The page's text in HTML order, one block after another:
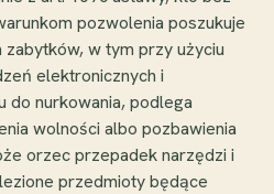
pozwolenia poszukuje
w tym przy użyciu
elektronicznych i
do nurkowania, podlega
wolności albo pozbawienia
orzec przepadek narzędzi i
przedmioty będące